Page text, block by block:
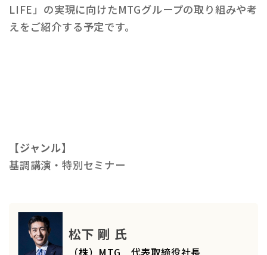
LIFE」の実現に向けたMTGグループの取り組みや考
えをご紹介する予定です。
【ジャンル】
基調講演・特別セミナー
松下 剛 氏
（株）MTG 代表取締役社長